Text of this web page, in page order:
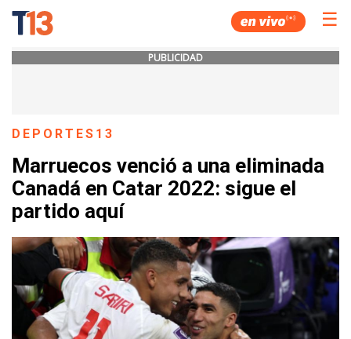
☰
PUBLICIDAD
DEPORTES13
Marruecos venció a una eliminada
Canadá en Catar 2022: sigue el
partido aquí